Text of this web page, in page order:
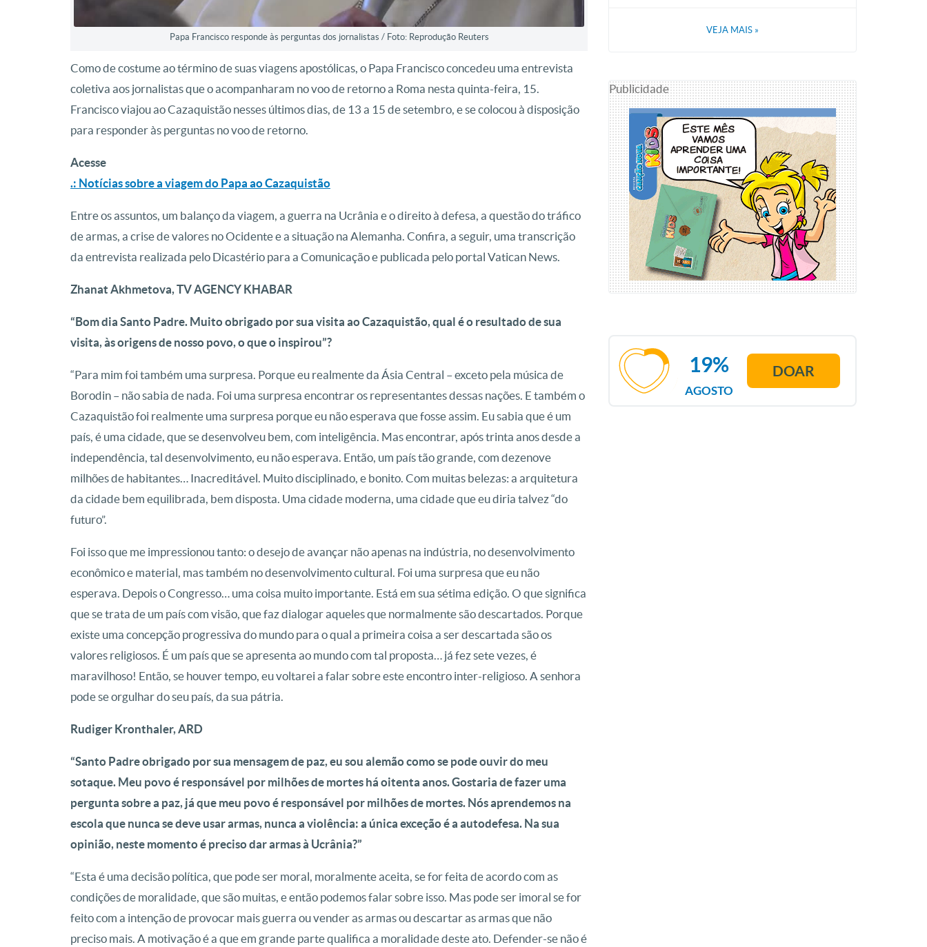
Papa Francisco responde às perguntas dos jornalistas / Foto: Reprodução Reuters
Como de costume ao término de suas viagens apostólicas, o Papa Francisco concedeu uma entrevista
coletiva aos jornalistas que o acompanharam no voo de retorno a Roma nesta quinta-feira, 15.
Francisco viajou ao Cazaquistão nesses últimos dias, de 13 a 15 de setembro, e se colocou à disposição
para responder às perguntas no voo de retorno.
Acesse
.: Notícias sobre a viagem do Papa ao Cazaquistão
Entre os assuntos, um balanço da viagem, a guerra na Ucrânia e o direito à defesa, a questão do tráfico
de armas, a crise de valores no Ocidente e a situação na Alemanha. Confira, a seguir, uma transcrição
da entrevista realizada pelo Dicastério para a Comunicação e publicada pelo portal Vatican News.
Zhanat Akhmetova, TV AGENCY KHABAR
“Bom dia Santo Padre. Muito obrigado por sua visita ao Cazaquistão, qual é o resultado de sua
visita, às origens de nosso povo, o que o inspirou”?
“Para mim foi também uma surpresa. Porque eu realmente da Ásia Central – exceto pela música de
Borodin – não sabia de nada. Foi uma surpresa encontrar os representantes dessas nações. E também o
Cazaquistão foi realmente uma surpresa porque eu não esperava que fosse assim. Eu sabia que é um
país, é uma cidade, que se desenvolveu bem, com inteligência. Mas encontrar, após trinta anos desde a
independência, tal desenvolvimento, eu não esperava. Então, um país tão grande, com dezenove
milhões de habitantes… Inacreditável. Muito disciplinado, e bonito. Com muitas belezas: a arquitetura
da cidade bem equilibrada, bem disposta. Uma cidade moderna, uma cidade que eu diria talvez “do
futuro”.
Foi isso que me impressionou tanto: o desejo de avançar não apenas na indústria, no desenvolvimento
econômico e material, mas também no desenvolvimento cultural. Foi uma surpresa que eu não
esperava. Depois o Congresso… uma coisa muito importante. Está em sua sétima edição. O que significa
que se trata de um país com visão, que faz dialogar aqueles que normalmente são descartados. Porque
existe uma concepção progressiva do mundo para o qual a primeira coisa a ser descartada são os
valores religiosos. É um país que se apresenta ao mundo com tal proposta… já fez sete vezes, é
maravilhoso! Então, se houver tempo, eu voltarei a falar sobre este encontro inter-religioso. A senhora
pode se orgulhar do seu país, da sua pátria.
Rudiger Kronthaler, ARD
“Santo Padre obrigado por sua mensagem de paz, eu sou alemão como se pode ouvir do meu
sotaque. Meu povo é responsável por milhões de mortes há oitenta anos. Gostaria de fazer uma
pergunta sobre a paz, já que meu povo é responsável por milhões de mortes. Nós aprendemos na
escola que nunca se deve usar armas, nunca a violência: a única exceção é a autodefesa. Na sua
opinião, neste momento é preciso dar armas à Ucrânia?”
“Esta é uma decisão política, que pode ser moral, moralmente aceita, se for feita de acordo com as
condições de moralidade, que são muitas, e então podemos falar sobre isso. Mas pode ser imoral se for
feito com a intenção de provocar mais guerra ou vender as armas ou descartar as armas que não
preciso mais. A motivação é a que em grande parte qualifica a moralidade deste ato. Defender-se não é
VEJA MAIS »
Publicidade
AGOSTO
19% DOAR